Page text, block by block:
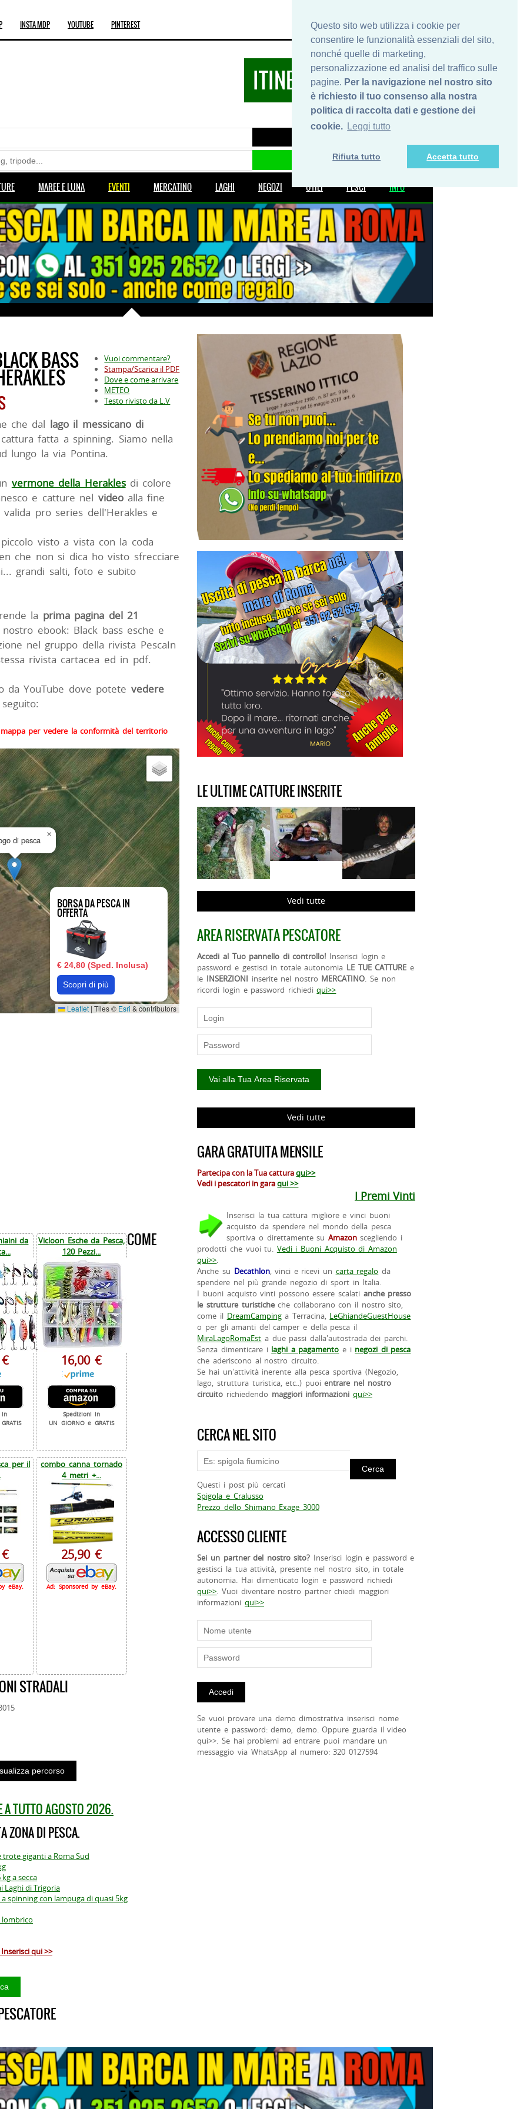
Questo sito web utilizza i cookie per
consentire le funzionalità essenziali del sito,
nonché quelle di marketing,
personalizzazione ed analisi del traffico sulle
pagine. Per la navigazione nel nostro sito
è richiesto il tuo consenso alla nostra
politica di raccolta dati e gestione dei
cookie. Leggi tutto
Rifiuta tutto Accetta tutto
INSTA MDP YOUTUBE PINTEREST PRIVACY
SHOP
INFO
ITINERARIDIPESCA.IT
MAREE E LUNA EVENTI MERCATINO LAGHI NEGOZI UTILI PESCI INFO
Vuoi commentare?
Stampa/Scarica il PDF
Dove e come arrivare
METEO
Testo rivisto da L.V
BASS
che dal lago il messicano di
fatta a spinning. Siamo nella
lungo la via Pontina.
vermone della Heraklesdi colore
e catture nel videoalla fine
pro series dell'Herakles e
visto a vista con la coda
che non si dica ho visto sfrecciare
grandi salti, foto e subito
la prima pagina del 21
ebook: Black bass esche e
nel gruppo della rivista PescaIn
rivista cartacea ed in pdf.
da YouTube dove potete vedere
per vedere la conformità del territorio
BORSA DA PESCA IN
OFFERTA
€ 24,80 (Sped. Inclusa)
Scopri di più
di pesca
×
Leaflet | Tiles © Esri & contributors
da
in
Vicloon Esche da Pesca,
120 Pezzi...
16,00 €
Spedizioni in
UN GIORNO e GRATIS
per il
eBay.
combo canna tornado
4 metri +...
25,90 €
Ad: Sponsored by eBay.
COME
STRADALI
A TUTTO AGOSTO 2026.
ZONA DI PESCA.
giganti a Roma Sud
a secca
Laghi di Trigoria
spinning con lampuga di quasi 5kg
lombrico
qui >>
LE ULTIME CATTURE INSERITE
Vedi tutte
AREA RISERVATA PESCATORE
Accedi al Tuo pannello di controllo! Inserisci login e
password e gestisci in totale autonomia LE TUE CATTURE e
le INSERZIONI inserite nel nostro MERCATINO. Se non
ricordi login e password richiediqui>>
Vedi tutte
GARA GRATUITA MENSILE
Partecipa con la Tua catturaqui>>
Vedi i pescatori in garaqui >>
I Premi Vinti
Inserisci la tua cattura migliore e vinci buoni
acquisto da spendere nel mondo della pesca
sportiva o direttamente su Amazonscegliendo i
prodotti che vuoi tu. Vedi i Buoni Acquisto di Amazon
qui>>.
Anche su Decathlon, vinci e ricevi un carta regalo da
spendere nel più grande negozio di sport in Italia.
I buoni acquisto vinti possono essere scalati anche presso
le strutture turisticheche collaborano con il nostro sito,
come il DreamCampinga Terracina, LeGhiandeGuestHouse
o per gli amanti del camper e della pesca il
MiraLagoRomaEst a due passi dalla'autostrada dei parchi.
Senza dimenticare i laghi a pagamento e i negozi di pesca
che aderiscono al nostro circuito.
Se hai un'attività inerente alla pesca sportiva (Negozio,
lago, struttura turistica, etc..) puoientrare nel nostro
circuito richiedendo maggiori informazioni qui>>
CERCA NEL SITO
Questi i post più cercati
Spigola e Cralusso
Prezzo dello Shimano Exage 3000
ACCESSO CLIENTE
Sei un partner del nostro sito? Inserisci login e password e
gestisci la tua attività, presente nel nostro sito, in totale
autonomia. Hai dimenticato login e password richiedi
qui>>. Vuoi diventare nostro partner chiedi maggiori
informazioniqui>>
Se vuoi provare una demo dimostrativa inserisci nome
utente e password: demo, demo. Oppure guarda il video
qui>>. Se hai problemi ad entrare puoi mandare un
messaggio via WhatsApp al numero: 320 0127594